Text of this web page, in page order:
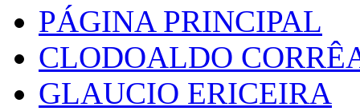
PÁGINA PRINCIPAL
CLODOALDO
GLAUCIO ERICEIRA